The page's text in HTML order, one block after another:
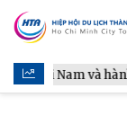
Nam và hành